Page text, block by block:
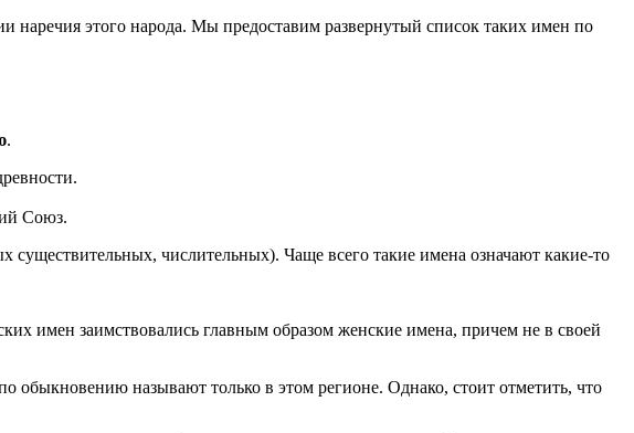
наречия этого народа. Мы предоставим развернутый список таких имен по
.
Союз.
существительных, числительных). Чаще всего такие имена означают какие-то
имен заимствовались главным образом женские имена, причем не в своей
обыкновению называют только в этом регионе. Однако, стоит отметить, что